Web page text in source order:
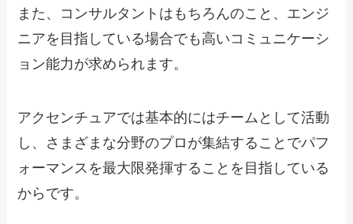
また、コンサルタントはもちろんのこと、エンジ
ニアを目指している場合でも高いコミュニケーシ
ョン能力が求められます。
アクセンチュアでは基本的にはチームとして活動
し、さまざまな分野のプロが集結することでパフ
ォーマンスを最大限発揮することを目指している
からです。